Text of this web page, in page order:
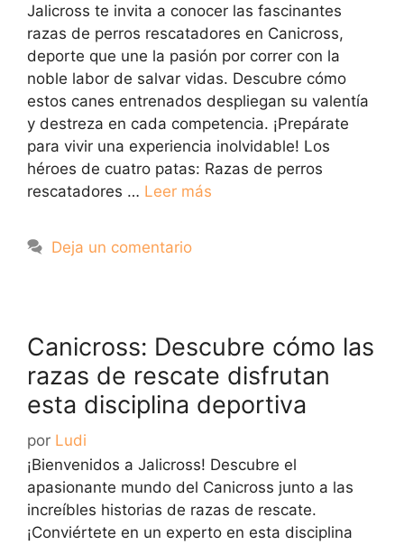
Jalicross te invita a conocer las fascinantes
razas de perros rescatadores en Canicross,
deporte que une la pasión por correr con la
noble labor de salvar vidas. Descubre cómo
estos canes entrenados despliegan su valentía
y destreza en cada competencia. ¡Prepárate
para vivir una experiencia inolvidable! Los
héroes de cuatro patas: Razas de perros
rescatadores … Leer más
Deja un comentario
Canicross: Descubre cómo las
razas de rescate disfrutan
esta disciplina deportiva
por Ludi
¡Bienvenidos a Jalicross! Descubre el
apasionante mundo del Canicross junto a las
increíbles historias de razas de rescate.
¡Conviértete en un experto en esta disciplina